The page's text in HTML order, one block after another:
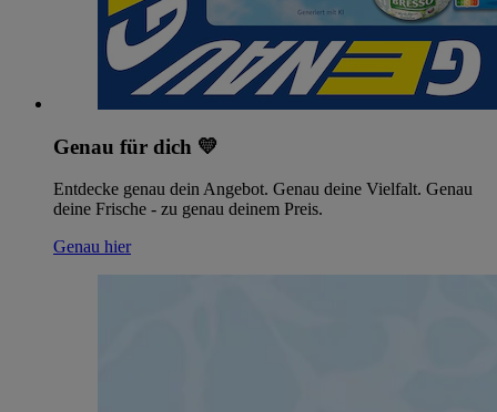
Genau für dich 💛
Entdecke genau dein Angebot. Genau deine Vielfalt. Genau
deine Frische - zu genau deinem Preis.
Genau hier